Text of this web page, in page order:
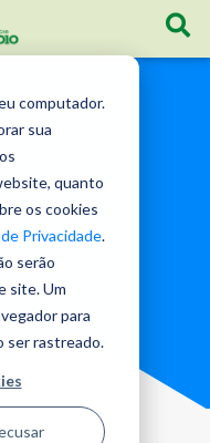
computador.
sua
quanto
os cookies
Privacidade.
serão
site. Um
para
ser rastreado.
2